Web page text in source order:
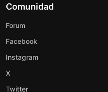
Comunidad
Forum
Facebook
Instagram
X
Twitter